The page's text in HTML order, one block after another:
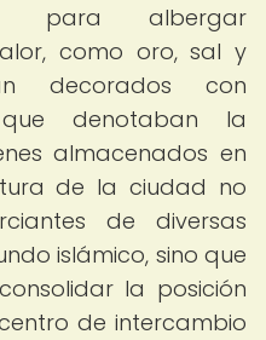
para albergar
como oro, sal y
decorados con
que denotaban la
almacenados en
de la ciudad no
de diversas
islámico, sino que
la posición
de intercambio